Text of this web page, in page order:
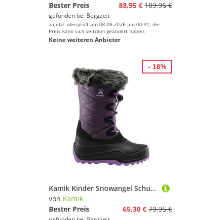
Bester Preis
88,95 € 109,95 €
gefunden bei Bergzeit
zuletzt überprüft am 08.08.2026 um 00:41; der
Preis kann sich seitdem geändert haben.
Keine weiteren Anbieter
Kamik Kinder Snowangel Schuhe
von Kamik
Bester Preis
65,30 € 79,95 €
- 18%